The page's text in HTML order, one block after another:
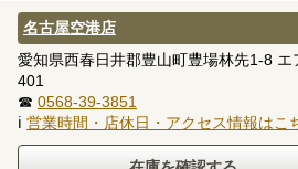
名古屋空港店
愛知県西春日井郡豊山町豊場林先1-8
401
☎ 0568-39-3851
ℹ 営業時間・店休日・アクセス情報はこ